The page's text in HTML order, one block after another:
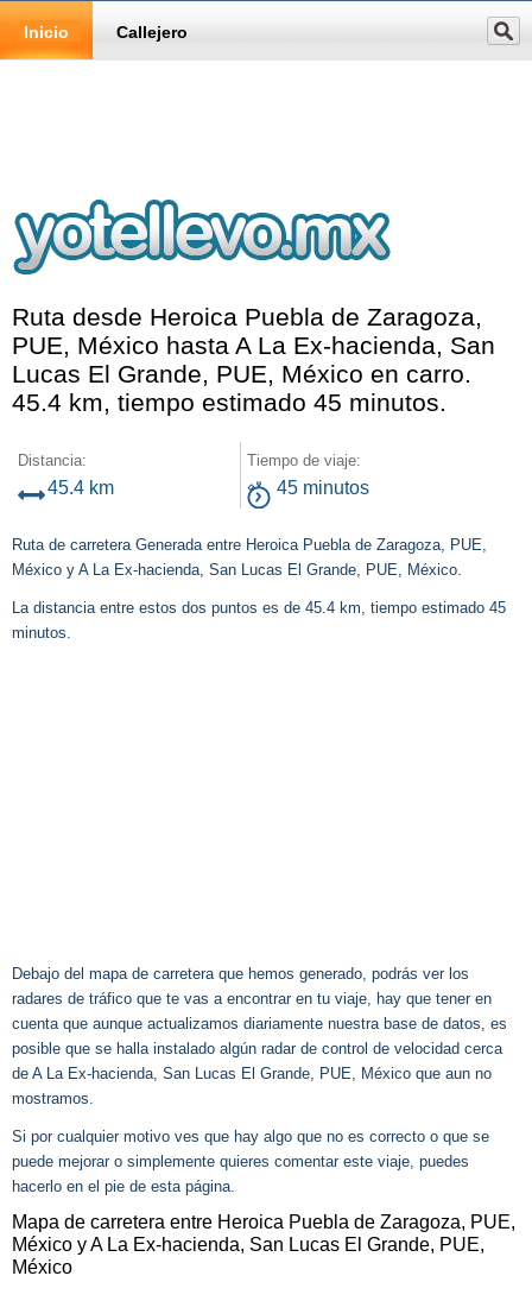
Inicio Callejero
Ruta desde Heroica Puebla de Zaragoza,
PUE, México hasta A La Ex-hacienda, San
Lucas El Grande, PUE, México en carro.
45.4 km, tiempo estimado 45 minutos.
Distancia:
45.4 km
Tiempo de viaje:
45 minutos
Ruta de carretera Generada entre Heroica Puebla de Zaragoza, PUE,
México y A La Ex-hacienda, San Lucas El Grande, PUE, México.
La distancia entre estos dos puntos es de 45.4 km, tiempo estimado 45
minutos.
Debajo del mapa de carretera que hemos generado, podrás ver los
radares de tráfico que te vas a encontrar en tu viaje, hay que tener en
cuenta que aunque actualizamos diariamente nuestra base de datos, es
posible que se halla instalado algún radar de control de velocidad cerca
de A La Ex-hacienda, San Lucas El Grande, PUE, México que aun no
mostramos.
Si por cualquier motivo ves que hay algo que no es correcto o que se
puede mejorar o simplemente quieres comentar este viaje, puedes
hacerlo en el pie de esta página.
Mapa de carretera entre Heroica Puebla de Zaragoza, PUE,
México y A La Ex-hacienda, San Lucas El Grande, PUE,
México